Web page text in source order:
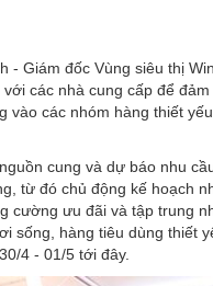
Giám đốc Vùng siêu thị
các nhà cung cấp để
vào các nhóm hàng thiết
cung và dự báo nhu
từ đó chủ động kế hoạch
cường ưu đãi và tập trung
sống, hàng tiêu dùng thiết
4 - 01/5 tới đây.